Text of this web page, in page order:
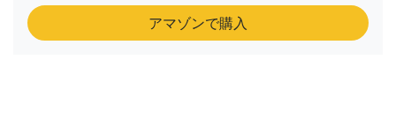
アマゾンで購入